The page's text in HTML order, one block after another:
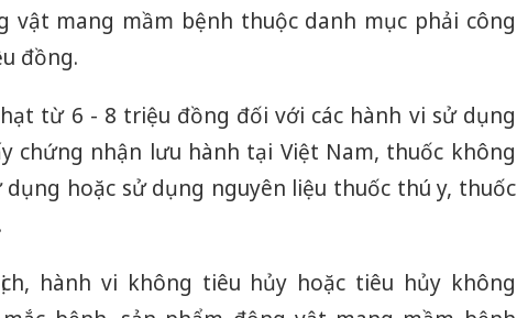
vật mang mầm bệnh thuộc danh mục phải công
đồng.
từ 6 - 8 triệu đồng đối với các hành vi sử dụng
chứng nhận lưu hành tại Việt Nam, thuốc không
hoặc sử dụng nguyên liệu thuốc thú y, thuốc
hành vi không tiêu hủy hoặc tiêu hủy không